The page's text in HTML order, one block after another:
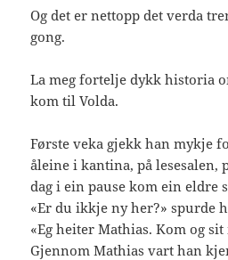
Og det er nettopp det verda
gong.
La meg fortelje dykk historia
kom til Volda.
Første veka gjekk han mykje
åleine i kantina, på lesesalen,
dag i ein pause kom ein eldre
«Er du ikkje ny her?» spurde
«Eg heiter Mathias. Kom og sit
Gjennom Mathias vart han